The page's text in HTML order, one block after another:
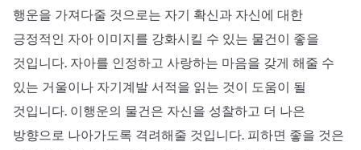
행운을 가져다줄 것으로는 자기 확신과 자신에 대한
긍정적인 자아 이미지를 강화시킬 수 있는 물건이 좋을
것입니다. 자아를 인정하고 사랑하는 마음을 갖게 해줄 수
있는 거울이나 자기계발 서적을 읽는 것이 도움이 될
것입니다. 이행운의 물건은 자신을 성찰하고 더 나은
방향으로 나아가도록 격려해줄 것입니다. 피하면 좋을 것은